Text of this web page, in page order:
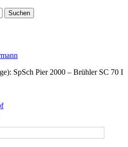
SpSch Pier 2000 – Brühler SC 70 I